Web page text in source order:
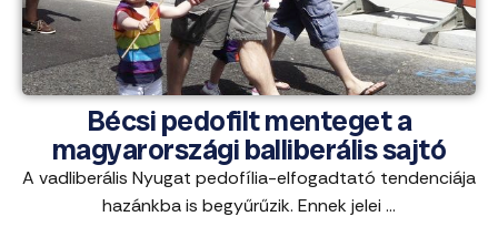
Bécsi pedofilt menteget a
magyarországi balliberális sajtó
A vadliberális Nyugat pedofília-elfogadtató tendenciája
hazánkba is begyűrűzik. Ennek jelei ...